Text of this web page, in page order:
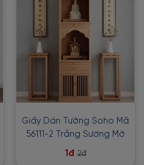
Giấy Dán Tường Soho Mã
56111-2 Trắng Sương Mờ
1đ 2đ